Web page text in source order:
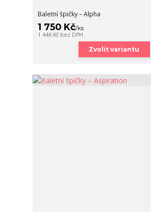
Baletní špičky – Alpha
1 750 Kč/ks
1 446 Kč bez DPH
Zvolit variantu